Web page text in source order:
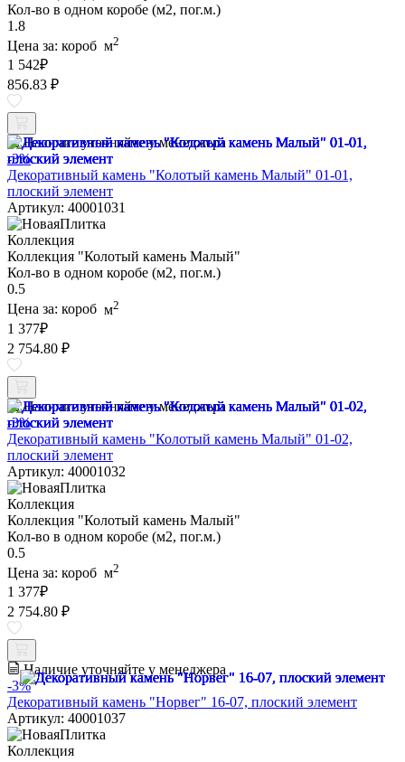
Кол-во в одном коробе (м2, пог.м.)
1.8
Цена за: короб м2
1 542₽
856.83 ₽
Наличие уточняйте у менеджера
-3%
Декоративный камень "Колотый камень Малый" 01-01,
плоский элемент
Артикул: 40001031
Коллекция
Коллекция "Колотый камень Малый"
Кол-во в одном коробе (м2, пог.м.)
0.5
Цена за: короб м2
1 377₽
2 754.80 ₽
Наличие уточняйте у менеджера
-3%
Декоративный камень "Колотый камень Малый" 01-02,
плоский элемент
Артикул: 40001032
Коллекция
Коллекция "Колотый камень Малый"
Кол-во в одном коробе (м2, пог.м.)
0.5
Цена за: короб м2
1 377₽
2 754.80 ₽
Наличие уточняйте у менеджера
-3%
Декоративный камень "Норвег" 16-07, плоский элемент
Артикул: 40001037
Коллекция